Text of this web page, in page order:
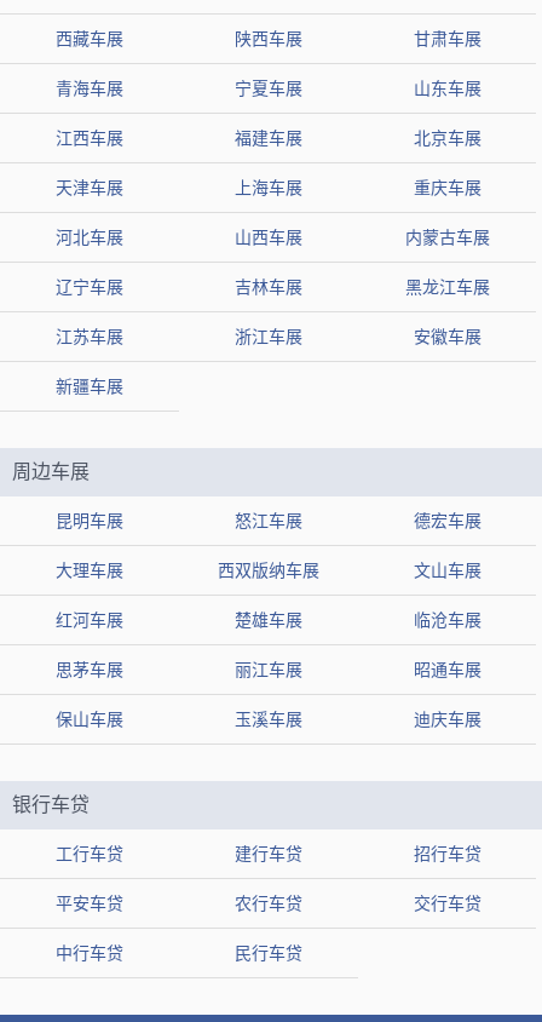
西藏车展 陕西车展 甘肃车展
青海车展 宁夏车展 山东车展
江西车展 福建车展 北京车展
天津车展 上海车展 重庆车展
河北车展 山西车展 内蒙古车展
辽宁车展 吉林车展 黑龙江车展
江苏车展 浙江车展 安徽车展
新疆车展
周边车展
昆明车展 怒江车展 德宏车展
大理车展 西双版纳车展 文山车展
红河车展 楚雄车展 临沧车展
思茅车展 丽江车展 昭通车展
保山车展 玉溪车展 迪庆车展
银行车贷
工行车贷 建行车贷 招行车贷
平安车贷 农行车贷 交行车贷
中行车贷 民行车贷